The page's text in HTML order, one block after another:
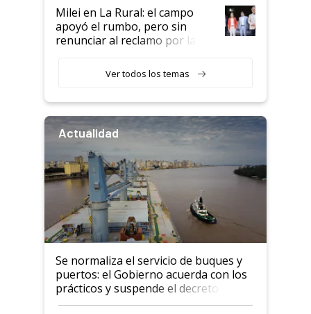
Milei en La Rural: el campo
apoyó el rumbo, pero sin
renunciar al reclamo por las
Ver todos los temas
Actualidad
Se normaliza el servicio de buques y
puertos: el Gobierno acuerda con los
prácticos y suspende el decreto de
desregulación